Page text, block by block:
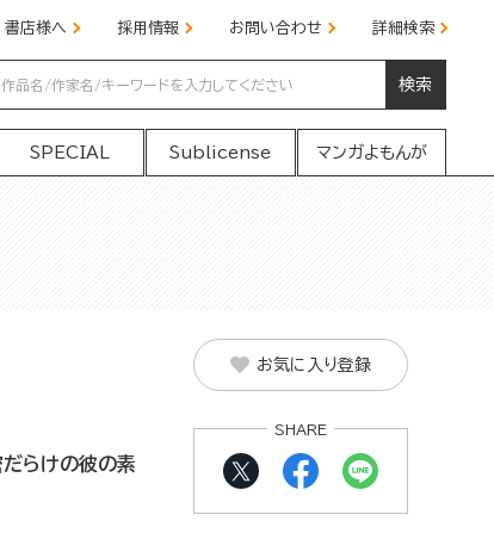
書店様へ 採用情報 お問い合わせ 詳細検索
検索
SPECIAL Sublicense マンガよもんが
だらけの彼の素
お気に入り登録
SHARE